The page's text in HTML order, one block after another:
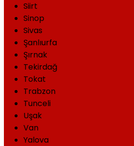
Siirt
Sinop
Sivas
Şanlıurfa
Şırnak
Tekirdağ
Tokat
Trabzon
Tunceli
Uşak
Van
Yalova